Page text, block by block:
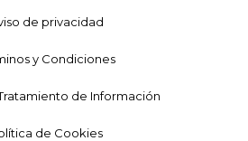
de privacidad
y Condiciones
de Información
de Cookies